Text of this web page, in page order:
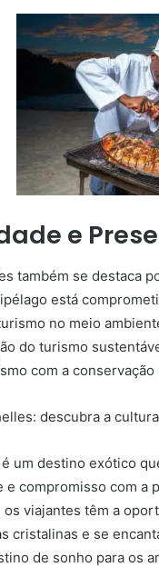
e
também se destaca
está
no meio
do turismo
com a conservação
um destino exótico
e compromisso com a
viajantes têm a
cristalinas e se
de sonho para os